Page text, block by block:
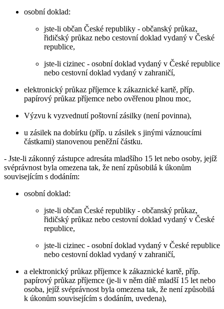
osobní doklad:
jste-li občan České republiky - občanský průkaz,
řidičský průkaz nebo cestovní doklad vydaný v České
republice,
jste-li cizinec - osobní doklad vydaný v České republice
nebo cestovní doklad vydaný v zahraničí,
elektronický průkaz příjemce k zákaznické kartě, příp.
papírový průkaz příjemce nebo ověřenou plnou moc,
Výzvu k vyzvednutí poštovní zásilky (není povinna),
u zásilek na dobírku (příp. u zásilek s jinými váznoucími
částkami) stanovenou peněžní částku.
- Jste-li zákonný zástupce adresáta mladšího 15 let nebo osoby, jejíž
svéprávnost byla omezena tak, že není způsobilá k úkonům
souvisejícím s dodáním:
osobní doklad:
jste-li občan České republiky - občanský průkaz,
řidičský průkaz nebo cestovní doklad vydaný v České
republice,
jste-li cizinec - osobní doklad vydaný v České republice
nebo cestovní doklad vydaný v zahraničí,
a elektronický průkaz příjemce k zákaznické kartě, příp.
papírový průkaz příjemce (je-li v něm dítě mladší 15 let nebo
osoba, jejíž svéprávnost byla omezena tak, že není způsobilá
k úkonům souvisejícím s dodáním, uvedena),